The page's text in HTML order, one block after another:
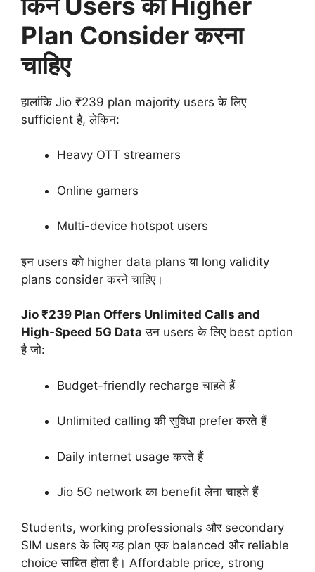
Plan Consider करना
चाहिए
हालांकि Jio ₹239 plan majority users के लिए
sufficient है, लेकिन:
Heavy OTT streamers
Online gamers
Multi-device hotspot users
इन users को higher data plans या long validity
plans consider करने चाहिए।
Jio ₹239 Plan Offers Unlimited Calls and
High-Speed 5G Data उन users के लिए best option
है जो:
Budget-friendly recharge चाहते हैं
Unlimited calling की सुविधा prefer करते हैं
Daily internet usage करते हैं
Jio 5G network का benefit लेना चाहते हैं
Students, working professionals और secondary
SIM users के लिए यह plan एक balanced और reliable
choice साबित होता है। Affordable price, strong